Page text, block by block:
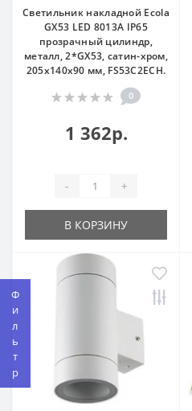
Фильтр
Светильник накладной Ecola
GX53 LED 8013A IP65
прозрачный цилиндр,
металл, 2*GX53, сатин-хром,
205x140x90 мм, FS53C2ECH.
0
1 362р.
- +
В КОРЗИНУ